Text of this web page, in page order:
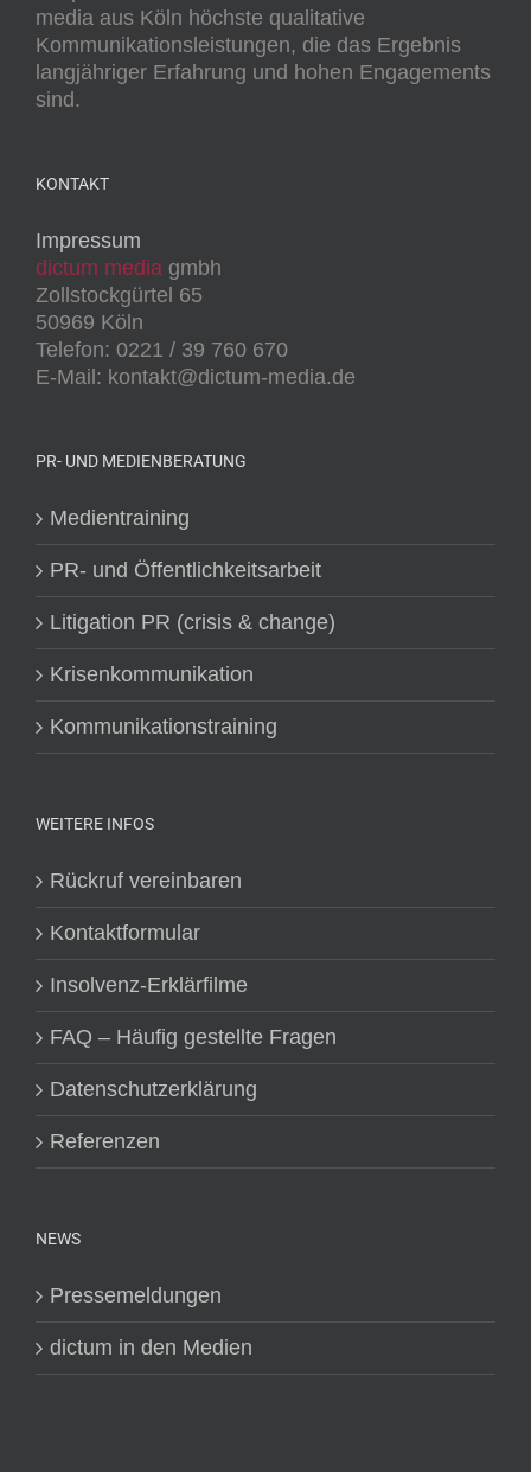
media aus Köln höchste qualitative
Kommunikationsleistungen, die das Ergebnis
langjähriger Erfahrung und hohen Engagements
sind.
KONTAKT
Impressum
dictum media gmbh
Zollstockgürtel 65
50969 Köln
Telefon: 0221 / 39 760 670
E-Mail: kontakt@dictum-media.de
PR- UND MEDIENBERATUNG
Medientraining
PR- und Öffentlichkeitsarbeit
Litigation PR (crisis & change)
Krisenkommunikation
Kommunikationstraining
WEITERE INFOS
Rückruf vereinbaren
Kontaktformular
Insolvenz-Erklärfilme
FAQ – Häufig gestellte Fragen
Datenschutzerklärung
Referenzen
NEWS
Pressemeldungen
dictum in den Medien